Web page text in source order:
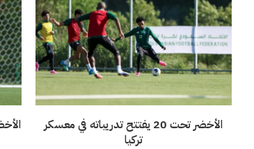
الأخضر تحت 20 يفتتح تدريباته في معسكر
تركيا